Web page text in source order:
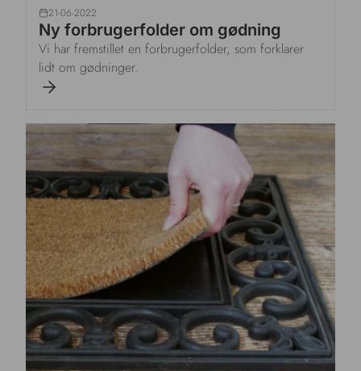
21-06-2022
Ny forbrugerfolder om gødning
Vi har fremstillet en forbrugerfolder, som forklarer
lidt om gødninger.